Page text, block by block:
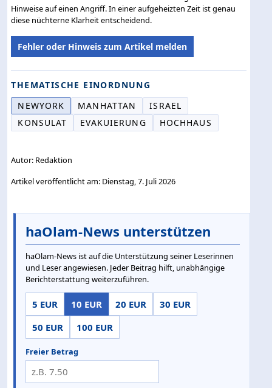
Hinweise auf einen Angriff. In einer aufgeheizten Zeit ist genau
diese nüchterne Klarheit entscheidend.
Fehler oder Hinweis zum Artikel melden
THEMATISCHE EINORDNUNG
NEWYORK
MANHATTAN
ISRAEL
KONSULAT
EVAKUIERUNG HOCHHAUS
Autor: Redaktion
Artikel veröffentlicht am: Dienstag, 7. Juli 2026
haOlam-News unterstützen
haOlam-News ist auf die Unterstützung seiner Leserinnen
und Leser angewiesen. Jeder Beitrag hilft, unabhängige
Berichterstattung weiterzuführen.
5 EUR 10 EUR 20 EUR
30 EUR
50 EUR
100 EUR
Freier Betrag